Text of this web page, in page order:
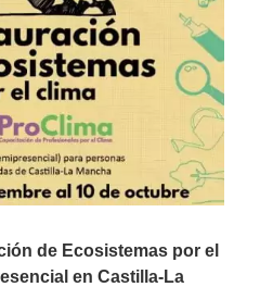
de Ecosistemas por el
en Castilla-La